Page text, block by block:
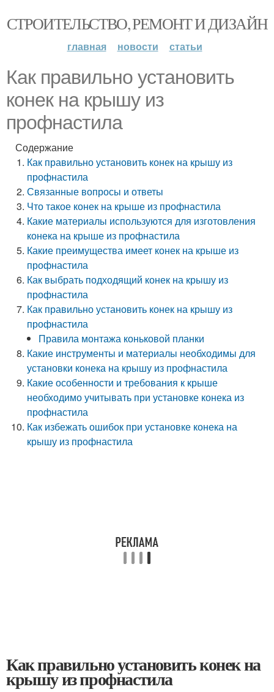
СТРОИТЕЛЬСТВО, РЕМОНТ И ДИЗАЙН
главная новости статьи
Как правильно установить
конек на крышу из
профнастила
Содержание
Как правильно установить конек на крышу из
профнастила
Связанные вопросы и ответы
Что такое конек на крыше из профнастила
Какие материалы используются для изготовления
конека на крыше из профнастила
Какие преимущества имеет конек на крыше из
профнастила
Как выбрать подходящий конек на крышу из
профнастила
Как правильно установить конек на крышу из
профнастила
Правила монтажа коньковой планки
Какие инструменты и материалы необходимы для
установки конека на крышу из профнастила
Какие особенности и требования к крыше
необходимо учитывать при установке конека из
профнастила
Как избежать ошибок при установке конека на
крышу из профнастила
Как правильно установить конек на
крышу из профнастила